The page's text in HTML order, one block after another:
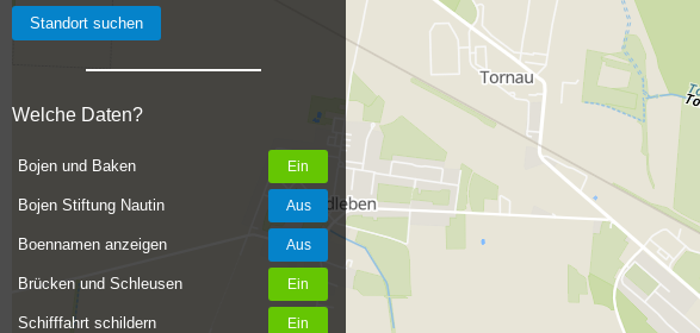
Welche Daten?
Bojen und Baken
Bojen Stiftung Nautin
Boennamen anzeigen
Brücken und Schleusen
Schifffahrt schildern